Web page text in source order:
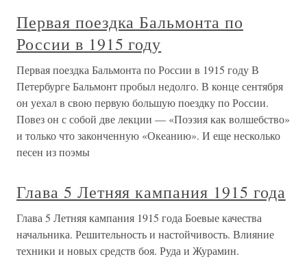
Первая поездка Бальмонта по
России в 1915 году
Первая поездка Бальмонта по России в 1915 году В
Петербурге Бальмонт пробыл недолго. В конце сентября
он уехал в свою первую большую поездку по России.
Повез он с собой две лекции — «Поэзия как волшебство»
и только что законченную «Океанию». И еще несколько
песен из поэмы
Глава 5 Летняя кампания 1915 года
Глава 5 Летняя кампания 1915 года Боевые качества
начальника. Решительность и настойчивость. Влияние
техники и новых средств боя. Руда и Журамин.